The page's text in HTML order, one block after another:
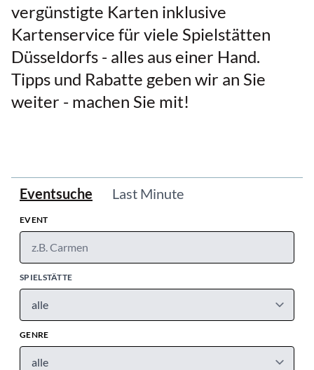
vergünstigte Karten inklusive
Kartenservice für viele Spielstätten
Düsseldorfs - alles aus einer Hand.
Tipps und Rabatte geben wir an Sie
weiter - machen Sie mit!
Eventsuche Last Minute
EVENT
SPIELSTÄTTE
GENRE